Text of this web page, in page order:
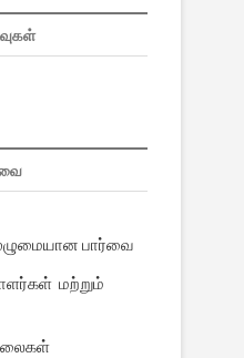
பார்வை
மற்றும்